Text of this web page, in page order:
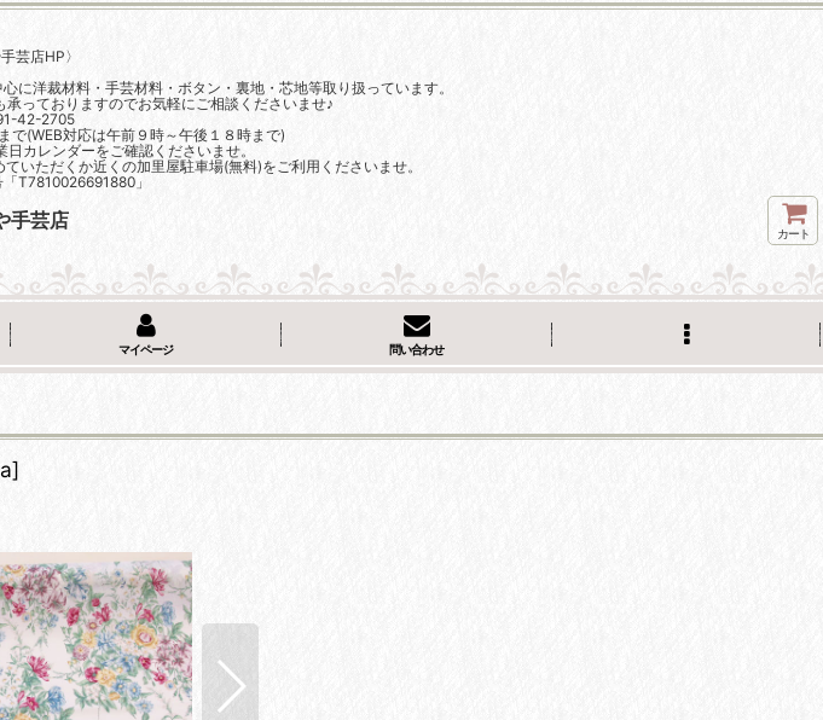
芸店HP〉
に洋裁材料・手芸材料・ボタン・裏地・芯地等取り扱っています。
っておりますのでお気軽にご相談くださいませ♪
42-2705
(WEB対応は午前９時～午後１８時まで)
カレンダーをご確認くださいませ。
いただくか近くの加里屋駐車場(無料)をご利用くださいませ。
T7810026691880」
手芸店
カート
マイページ 問い合わせ
]